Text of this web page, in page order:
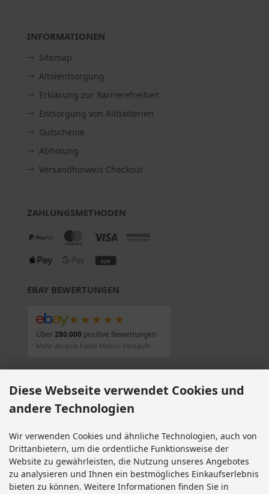
INFORMATIONEN
Sitemap
Altölentsorgung
Erklärung zur Barrierefreiheit
Entsorgung von Altbatterien
Gutscheine
Abholung
Versandhinweis Checkout
ZAHLUNGSMETHODEN
EBAY BEWERTUNGEN
★★★★★
Über280.000positive Bewertungen
Mehr als eine halbe Million Verkäufe
Alle Preise inkl. gesetzl. MwSt. zzgl. Versandkosten . Die durchgestrichenen Preise
entsprechen dem bisherigen Preis bei Motorradteile & Motorrad Ersatzteile.
Motorradteile & Motorrad Ersatzteile © 2026 | Template © 2009-2026 by modified
eCommerce Shopsoftware
modified eCommerce Shopsoftware © 2009-2026
Diese Webseite verwendet Cookies und
andere Technologien
Wir verwenden Cookies und ähnliche Technologien, auch von
Drittanbietern, um die ordentliche Funktionsweise der
Website zu gewährleisten, die Nutzung unseres Angebotes
zu analysieren und Ihnen ein bestmögliches Einkaufserlebnis
bieten zu können. Weitere Informationen finden Sie in